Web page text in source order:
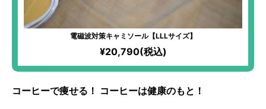
電磁波対策キャミソール【LLLサイズ】
¥20,790(税込)
コーヒーで痩せる！ コーヒーは健康のもと！